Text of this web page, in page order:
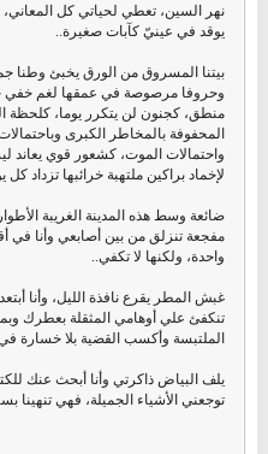
نهر السين، تعطي لحياتي كل
يوقد في عينيّ كآبات صغيرة..
بيتنا المسروق من الورق يخبئ وطنا
وحروفا مرصوصة في عمقها لغم
منطق، كجنون لن يتكرر يوما، كلحظة
المحفوفة بالمخاطر الكبرى
واحتمالات الموت، كشعور قوي يعاند
لإخماد براكين ملتهبة خرائبها تزداد كل
ضائعة وسط هذه المدينة الغريبة
مفجعة تنزلق من بين أصابعي وأنا
واحدة، ولكنها لا تكفي..
غبش المطر يقرع نافذة الليل، وأنا
تنكفئ علي أوهامي المثقلة بعطرك
الملتبسة وأكسب القضية بلا خسارة في
يلف البياض ذاكرتي وأنا أبحث عنك
توجعني الأشياء الجميلة، فهي تنهينا